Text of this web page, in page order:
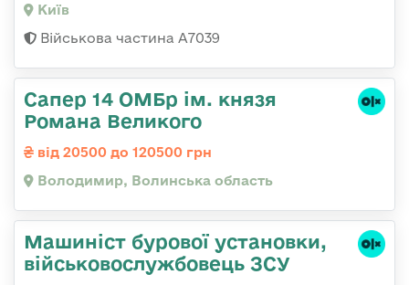
Київ
Військова частина А7039
Сапер 14 ОМБр ім. князя
Романа Великого
від 20500 до 120500 грн
Володимир, Волинська область
Машиніст бурової установки,
військовослужбовець ЗСУ